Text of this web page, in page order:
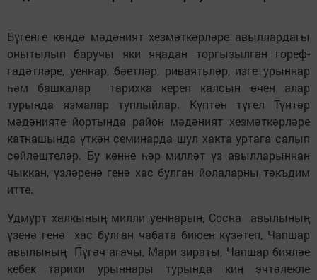
Бүгенге көндә мәдәният хезмәткәрләре авыллардагы
онытылып баручы яки яңадан торгызылган гореф-
гадәтләре, уеннар, бәетләр, риваятьләр, изге урыннар
һәм башкалар тарихка кереп калсын өчен алар
турында язмалар туплыйлар. Күптән түгел Түнтәр
мәдәнияте йортында район мәдәният хезмәткәрләре
катнашында үткән семинарда шул хакта уртага салып
сөйләштеләр. Бу көнне һәр милләт үз авылларыннан
чыккан, үзләренә генә хас булган йолаларны тәкъдим
итте.
Удмурт халкының милли уеннарын, Сосна авылының
үзенә генә хас булган чабата биюен күзәтеп, Чапшар
авылының Пүгәч агачы, Мари зираты, Чапшар бияләе
кебек тарихи урыннары турында киң эчтәлекле